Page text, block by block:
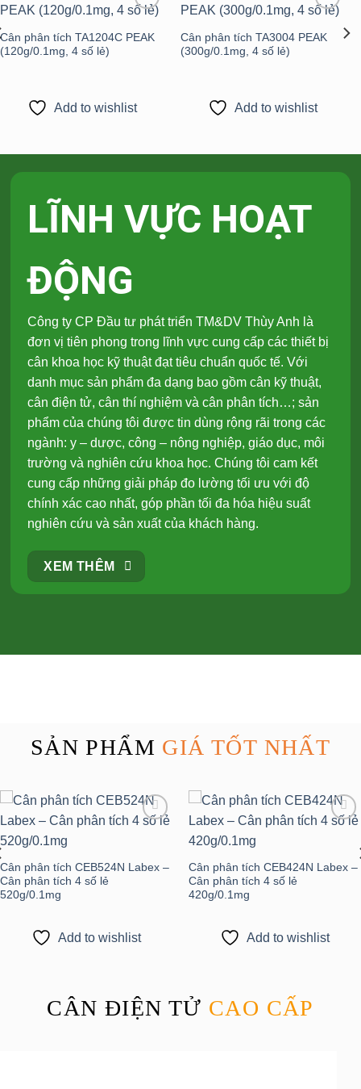
wishlist
Cân phân tích TA1204C PEAK
(120g/0.1mg, 4 số lẻ)
Add to wishlist
wishlist
Cân phân tích TA3004 PEAK
(300g/0.1mg, 4 số lẻ)
Add to wishlist
LĨNH VỰC HOẠT
ĐỘNG
Công ty CP Đầu tư phát triển TM&DV Thùy Anh là
đơn vị tiên phong trong lĩnh vực cung cấp các thiết bị
cân khoa học kỹ thuật đạt tiêu chuẩn quốc tế. Với
danh mục sản phẩm đa dạng bao gồm cân kỹ thuật,
cân điện tử, cân thí nghiệm và cân phân tích…; sản
phẩm của chúng tôi được tin dùng rộng rãi trong các
ngành: y – dược, công – nông nghiệp, giáo dục, môi
trường và nghiên cứu khoa học. Chúng tôi cam kết
cung cấp những giải pháp đo lường tối ưu với độ
chính xác cao nhất, góp phần tối đa hóa hiệu suất
nghiên cứu và sản xuất của khách hàng.
XEM THÊM
SẢN PHẨM GIÁ TỐT NHẤT
Cân phân tích CEB524N Labex –
Cân phân tích 4 số lẻ
520g/0.1mg
Add to wishlist
Cân phân tích CEB424N Labex –
Cân phân tích 4 số lẻ
420g/0.1mg
Add to wishlist
CÂN ĐIỆN TỬ CAO CẤP